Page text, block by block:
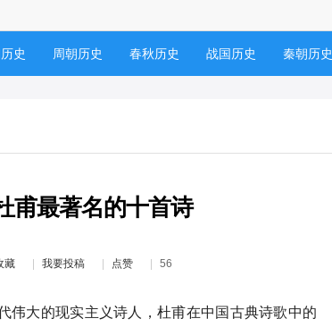
史 周朝历史 春秋历史 战国历史 秦朝历史
甫最著名的十首诗
藏 我要投稿 点赞 56
大的现实主义诗人，杜甫在中国古典诗歌中的